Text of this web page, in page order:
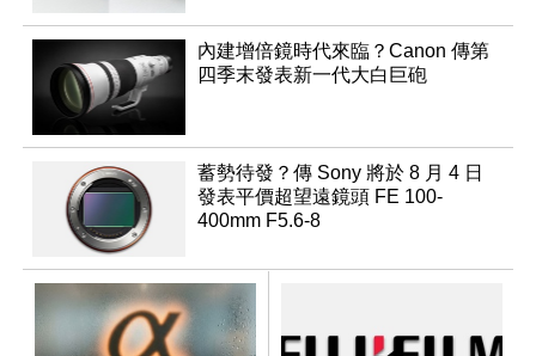
內建增倍鏡時代來臨？Canon 傳第
四季末發表新一代大白巨砲
蓄勢待發？傳 Sony 將於 8 月 4 日
發表平價超望遠鏡頭 FE 100-
400mm F5.6-8